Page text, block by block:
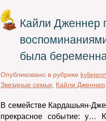
Кайли Дженнер
была
Опубликовано в рубрике
Звездные семьи
Кайли Дженнер
В семействе Кардашьян-
прекрасное событие: у…